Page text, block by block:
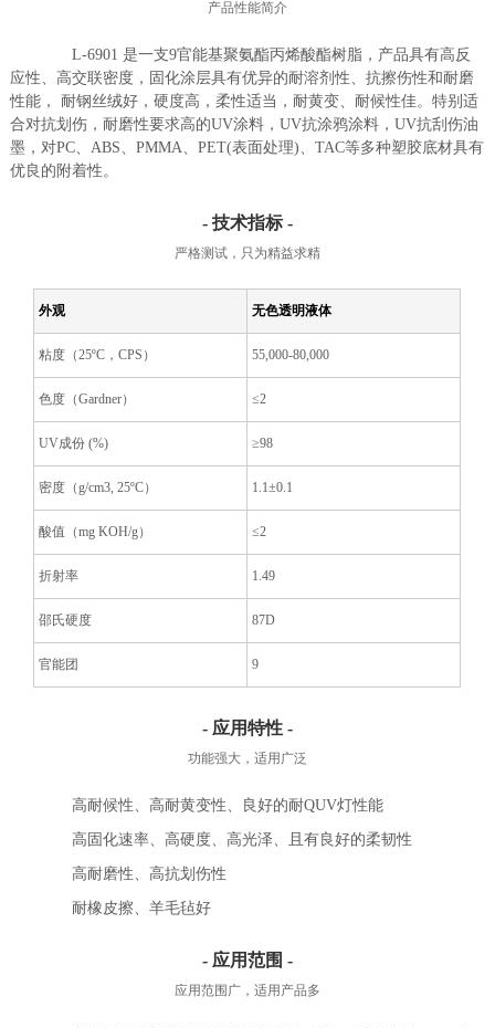
产品性能简介
L-6901 是一支9官能基聚氨酯丙烯酸酯树脂，产品具有高反
应性、高交联密度，固化涂层具有优异的耐溶剂性、抗擦伤性和耐磨
性能， 耐钢丝绒好，硬度高，柔性适当，耐黄变、耐候性佳。特别适
合对抗划伤，耐磨性要求高的UV涂料，UV抗涂鸦涂料，UV抗刮伤油
墨，对PC、ABS、PMMA、PET(表面处理)、TAC等多种塑胶底材具有
优良的附着性。
- 技术指标 -
严格测试，只为精益求精
外观 无色透明液体
粘度（25ºC，CPS） 55,000-80,000
色度（Gardner） ≤2
UV成份 (%) ≥98
密度（g/cm3 , 25ºC） 1.1±0.1
酸值（mg KOH/g） ≤2
折射率 1.49
邵氏硬度 87D
官能团 9
- 应用特性 -
功能强大，适用广泛
高耐候性、高耐黄变性、良好的耐QUV灯性能
高固化速率、高硬度、高光泽、且有良好的柔韧性
高耐磨性、高抗划伤性
耐橡皮擦、羊毛毡好
- 应用范围 -
应用范围广，适用产品多